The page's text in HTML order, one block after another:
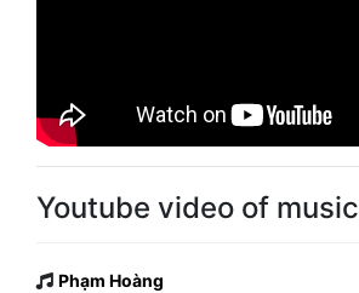
Youtube video of music
Phạm Hoàng